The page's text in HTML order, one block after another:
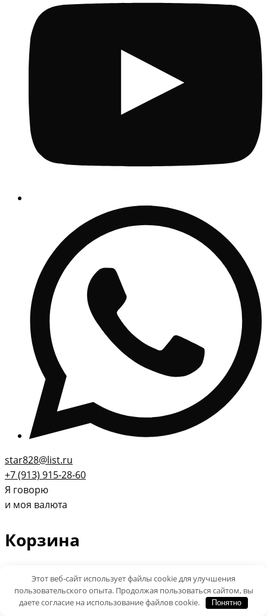
star828@list.ru
+7 (913) 915-28-60
Я говорю
и моя валюта
Корзина
Что вы ищете?
Этот веб-сайт использует файлы cookie для улучшения
пользовательского опыта. Продолжая пользоваться сайтом, вы
даете согласие на использование файлов cookie.
Понятно